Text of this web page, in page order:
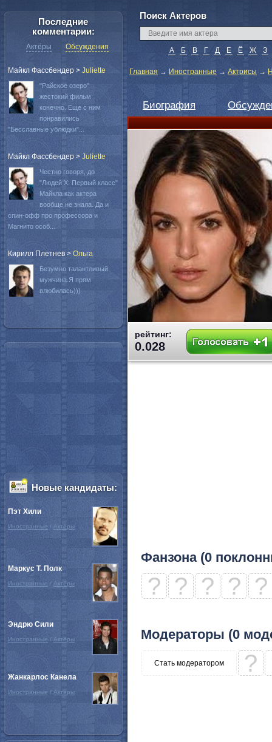
Поиск Актеров
А Б В Г Д Е Ё Ж З
Главная → Иностранные → Актрисы →
Биография
рейтинг:
0.028
Фанзона (0
? ? ? ? ?
Модераторы (0
Стать модератором ?
Последние
комментарии:
Актёры Обсуждения
Майкл Фассбендер > Juliette
"Райское озеро"
жестокий фильм
конечно. Еще с ним
понравились
"Бесславные ублюдки"...
Майкл Фассбендер > Juliette
Честно говоря, до
"Людей Х: Первый класс"
Майкла как актера
вообще не знала. Да и
спин-офф про профессора и
Магнито особ...
Кирилл Плетнев > Oльга
Безумно талантливый
мужчина.Я прям
влюбилась)))
Новые кандидаты:
Пэт Хили
Иностранные / Актёры
Маркус Т. Полк
Иностранные / Актёры
Эндрю Сили
Иностранные / Актёры
Жанкарлос Канела
Иностранные / Актёры